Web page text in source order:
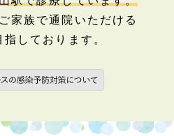
家族で通院いただける
しております。